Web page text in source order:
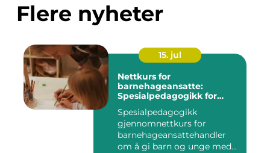
Flere nyheter
15. jul
Nettkurs for
barnehageansatte:
Spesialpedagogikk for
Spesialpedagogikk
gjennomnettkurs for
barnehageansattehandler
om å gi barn og unge med